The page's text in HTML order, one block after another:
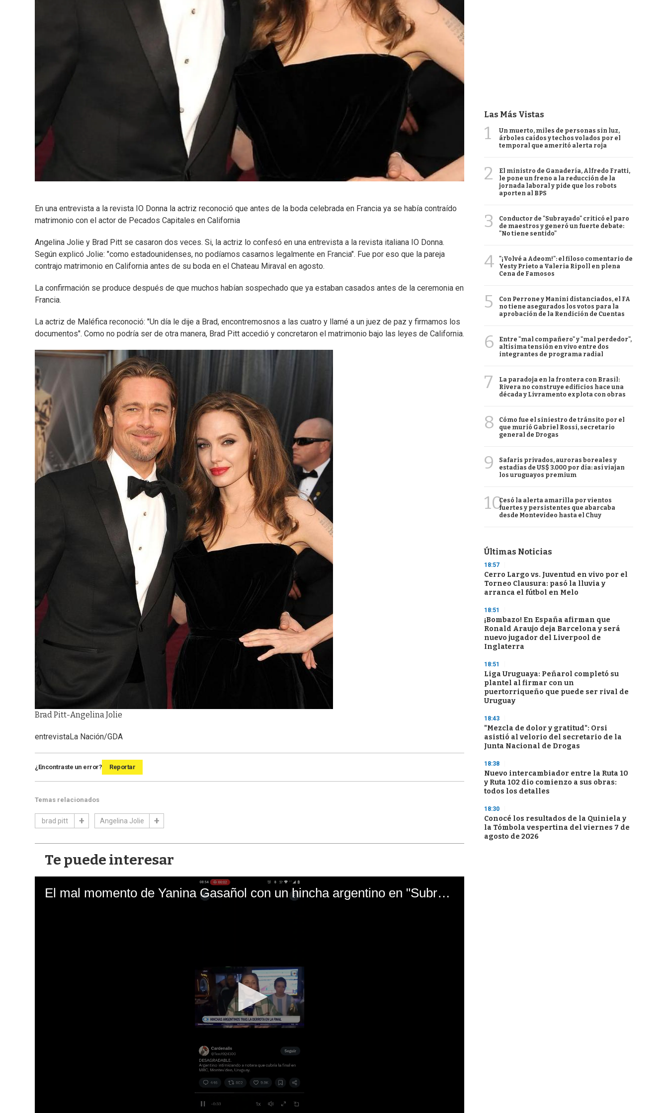
En una entrevista a la revista IO Donna la actriz reconoció que antes de la boda celebrada en Francia ya se había contraído
matrimonio con el actor de Pecados Capitales en California
Angelina Jolie y Brad Pitt se casaron dos veces. Si, la actriz lo confesó en una entrevista a la revista italiana IO Donna.
Según explicó Jolie: "como estadounidenses, no podíamos casarnos legalmente en Francia". Fue por eso que la pareja
contrajo matrimonio en California antes de su boda en el Chateau Miraval en agosto.
La confirmación se produce después de que muchos habían sospechado que ya estaban casados antes de la ceremonia en
Francia.
La actriz de Maléfica reconoció: "Un día le dije a Brad, encontremosnos a las cuatro y llamé a un juez de paz y firmamos los
documentos". Como no podría ser de otra manera, Brad Pitt accedió y concretaron el matrimonio bajo las leyes de California.
Brad Pitt-Angelina Jolie
entrevistaLa Nación/GDA
¿Encontraste un error? Reportar
Temas relacionados
brad pitt Angelina Jolie
Te puede interesar
El mal momento de Yanina Gasañol con un hincha argentino en "Subrayado"
Las Más Vistas
1
Un muerto, miles de personas sin luz,
árboles caídos y techos volados por el
temporal que ameritó alerta roja
2
El ministro de Ganadería, Alfredo Fratti,
le pone un freno a la reducción de la
jornada laboral y pide que los robots
aporten al BPS
3
Conductor de "Subrayado" criticó el paro
de maestros y generó un fuerte debate:
"No tiene sentido"
4
"¡Volvé a Adeom!": el filoso comentario de
Yesty Prieto a Valeria Ripoll en plena
Cena de Famosos
5
Con Perrone y Manini distanciados, el FA
no tiene asegurados los votos para la
aprobación de la Rendición de Cuentas
6
Entre "mal compañero" y "mal perdedor",
altísima tensión en vivo entre dos
integrantes de programa radial
7
La paradoja en la frontera con Brasil:
Rivera no construye edificios hace una
década y Livramento explota con obras
8
Cómo fue el siniestro de tránsito por el
que murió Gabriel Rossi, secretario
general de Drogas
9
Safaris privados, auroras boreales y
estadías de US$ 3.000 por día: así viajan
los uruguayos premium
10Cesó la alerta amarilla por vientos
fuertes y persistentes que abarcaba
desde Montevideo hasta el Chuy
Últimas Noticias
18:57
Cerro Largo vs. Juventud en vivo por el
Torneo Clausura: pasó la lluvia y
arranca el fútbol en Melo
18:51
¡Bombazo! En España afirman que
Ronald Araujo deja Barcelona y será
nuevo jugador del Liverpool de
Inglaterra
18:51
Liga Uruguaya: Peñarol completó su
plantel al firmar con un
puertorriqueño que puede ser rival de
Uruguay
18:43
"Mezcla de dolor y gratitud": Orsi
asistió al velorio del secretario de la
Junta Nacional de Drogas
18:38
Nuevo intercambiador entre la Ruta 10
y Ruta 102 dio comienzo a sus obras:
todos los detalles
18:30
Conocé los resultados de la Quiniela y
la Tómbola vespertina del viernes 7 de
agosto de 2026